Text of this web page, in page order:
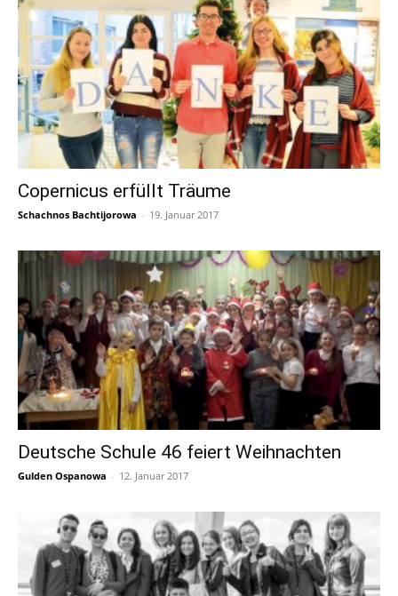
Copernicus erfüllt Träume
Schachnos Bachtijorowa - 19. Januar 2017
Deutsche Schule 46 feiert Weihnachten
Gulden Ospanowa - 12. Januar 2017